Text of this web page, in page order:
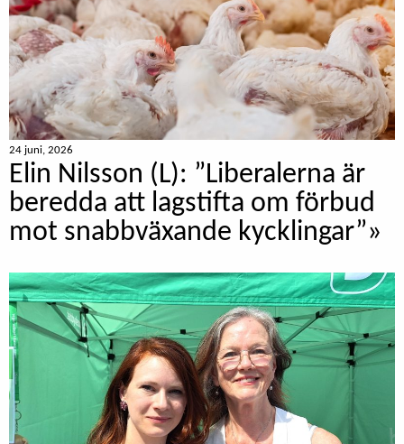
24 juni, 2026
Elin Nilsson (L): ”Liberalerna är
beredda att lagstifta om förbud
mot snabbväxande kycklingar”»